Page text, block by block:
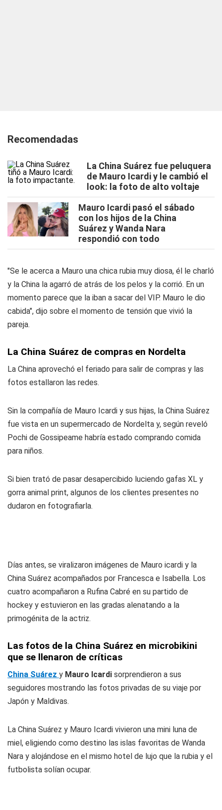
Recomendadas
La China Suárez fue peluquera
de Mauro Icardi y le cambió el
look: la foto de alto voltaje
Mauro Icardi pasó el sábado
con los hijos de la China
Suárez y Wanda Nara
respondió con todo
"Se le acerca a Mauro una chica rubia muy diosa, él le charló
y la China la agarró de atrás de los pelos y la corrió. En un
momento parece que la iban a sacar del VIP. Mauro le dio
cabida", dijo sobre el momento de tensión que vivió la
pareja.
La China Suárez de compras en Nordelta
La China aprovechó el feriado para salir de compras y las
fotos estallaron las redes.
Sin la compañía de Mauro Icardi y sus hijas, la China Suárez
fue vista en un supermercado de Nordelta y, según reveló
Pochi de Gossipeame habría estado comprando comida
para niños.
Si bien trató de pasar desapercibido luciendo gafas XL y
gorra animal print, algunos de los clientes presentes no
dudaron en fotografiarla.
Días antes, se viralizaron imágenes de Mauro icardi y la
China Suárez acompañados por Francesca e Isabella. Los
cuatro acompañaron a Rufina Cabré en su partido de
hockey y estuvieron en las gradas alenatando a la
primogénita de la actriz.
Las fotos de la China Suárez en microbikini
que se llenaron de críticas
China Suárez y Mauro Icardi sorprendieron a sus
seguidores mostrando las fotos privadas de su viaje por
Japón y Maldivas.
La China Suárez y Mauro Icardi vivieron una mini luna de
miel, eligiendo como destino las islas favoritas de Wanda
Nara y alojándose en el mismo hotel de lujo que la rubia y el
futbolista solían ocupar.